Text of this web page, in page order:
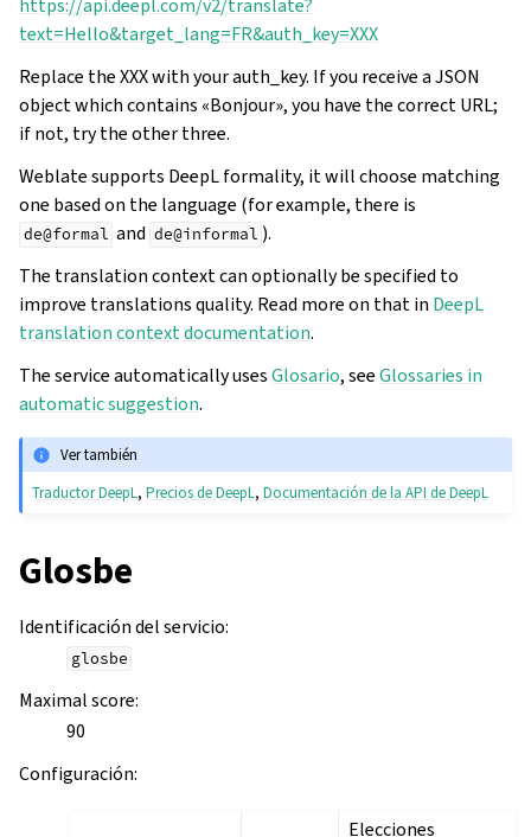
https://api.deepl.com/v2/translate?
text=Hello&target_lang=FR&auth_key=XXX
Replace the XXX with your auth_key. If you receive a JSON
object which contains «Bonjour», you have the correct URL;
if not, try the other three.
Weblate supports DeepL formality, it will choose matching
one based on the language (for example, there is
de@formal and de@informal ).
The translation context can optionally be specified to
improve translations quality. Read more on that in DeepL
translation context documentation.
The service automatically usesGlosario, seeGlossaries in
automatic suggestion.
Ver también
Traductor DeepL,Precios de DeepL,Documentación de la API de DeepL
Glosbe
Identificación del servicio:
glosbe
Maximal score:
90
Configuración:
Elecciones